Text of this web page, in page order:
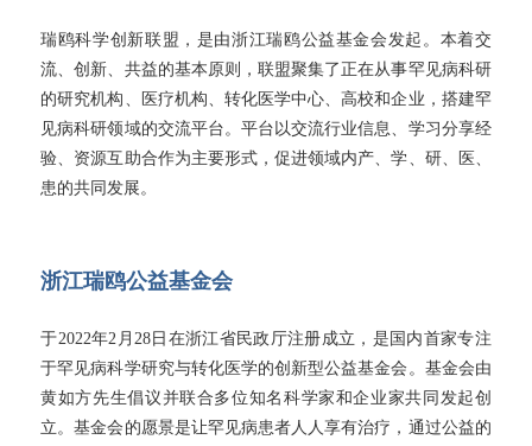
瑞鸥科学创新联盟，是由浙江瑞鸥公益基金会发起。本着交
流、创新、共益的基本原则，联盟聚集了正在从事罕见病科研
的研究机构、医疗机构、转化医学中心、高校和企业，搭建罕
见病科研领域的交流平台。平台以交流行业信息、学习分享经
验、资源互助合作为主要形式，促进领域内产、学、研、医、
患的共同发展。
浙江瑞鸥公益基金会
于2022年2月28日在浙江省民政厅注册成立，是国内首家专注
于罕见病科学研究与转化医学的创新型公益基金会。基金会由
黄如方先生倡议并联合多位知名科学家和企业家共同发起创
立。基金会的愿景是让罕见病患者人人享有治疗，通过公益的